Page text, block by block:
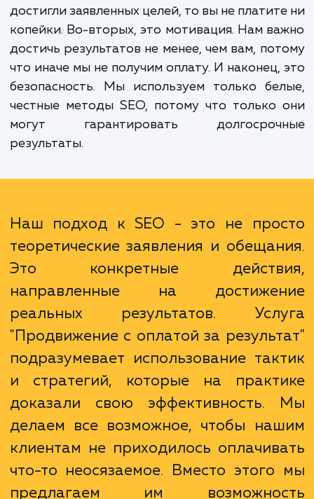
видимым.
Преимущества такого подхода
Во-первых, это справедливость. Вы не
за попытки, а платите за результат. Если
достигли заявленных целей, то вы не
копейки. Во-вторых, это мотивация. Нам
честные методы SEO, потому что только
могут гарантировать
результаты.
Наш подход к SEO - это не
теоретические заявления и
Это конкретные
направленные на
реальных результатов.